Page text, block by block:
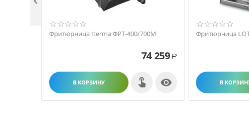
Фритюрница Iterma ФРТ-400/700М
74 259 Р
В КОРЗИНУ 
Фритюрница
В